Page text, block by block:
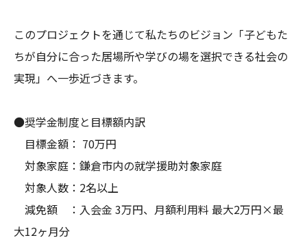
このプロジェクトを通じて私たちのビジョン「子どもた
ちが自分に合った居場所や学びの場を選択できる社会の
実現」へ一歩近づきます。
●奨学金制度と目標額内訳
目標金額： 70万円
対象家庭：鎌倉市内の就学援助対象家庭
対象人数：2名以上
減免額　：入会金 3万円、月額利用料 最大2万円×最
大12ヶ月分